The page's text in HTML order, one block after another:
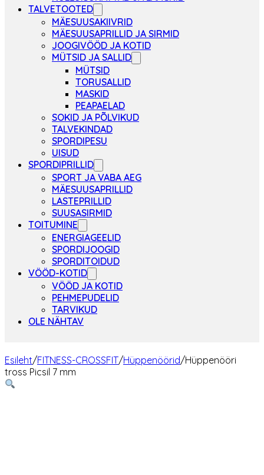
TALVETOOTED
MÄESUUSAKIIVRID
MÄESUUSAPRILLID JA SIRMID
JOOGIVÖÖD JA KOTID
MÜTSID JA SALLID
MÜTSID
TORUSALLID
MASKID
PEAPAELAD
SOKID JA PÕLVIKUD
TALVEKINDAD
SPORDIPESU
UISUD
SPORDIPRILLID
SPORT JA VABA AEG
MÄESUUSAPRILLID
LASTEPRILLID
SUUSASIRMID
TOITUMINE
ENERGIAGEELID
SPORDIJOOGID
SPORDITOIDUD
VÖÖD-KOTID
VÖÖD JA KOTID
PEHMEPUDELID
TARVIKUD
OLE NÄHTAV
Esileht/FITNESS-CROSSFIT/Hüppenöörid/Hüppenööri
tross Picsil 7 mm